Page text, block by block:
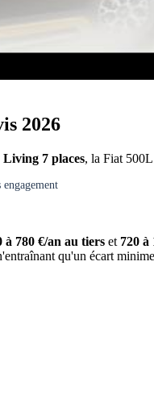
2026
Living 7 places, la Fiat
engagement
à 780 €/an au tiers et 720 à
qu'un écart